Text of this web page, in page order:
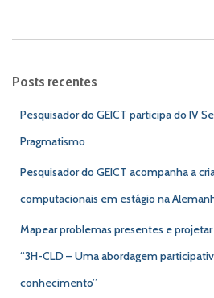
Posts recentes
Pesquisador do GEICT participa do IV
Pragmatismo
Pesquisador do GEICT acompanha a
computacionais em estágio na
Mapear problemas presentes e
“3H-CLD – Uma abordagem
conhecimento”